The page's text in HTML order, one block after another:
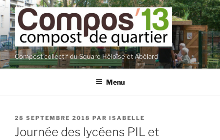
Aller
au
contenu
principal
Compost collectif du Square Héloïse et Abélard
Menu
PUBLIÉ
LE
28 SEPTEMBRE 2018 PAR ISABELLE
Journée des lycéens PIL et